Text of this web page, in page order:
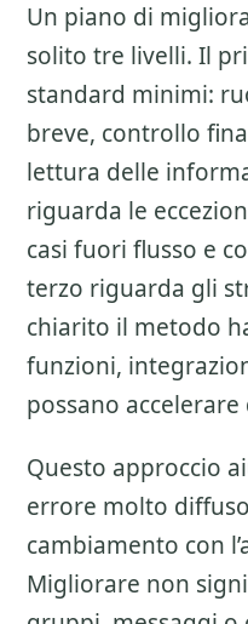
Un piano di
solito tre livelli. Il
standard minimi:
breve, controllo
lettura delle
riguarda le
casi fuori flusso e
terzo riguarda gli
chiarito il metodo
funzioni,
possano
Questo approccio
errore molto
cambiamento con
Migliorare non